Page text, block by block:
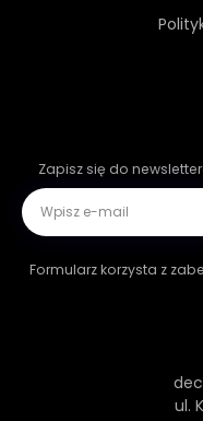
Zapisz się do
Formularz korzysta z
ul.